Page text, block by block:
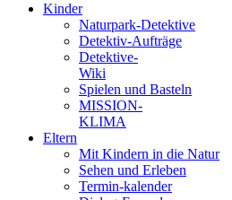
Kinder
Naturpark-Detektive
Detektiv-Aufträge
Detektive-
Wiki
Spielen und Basteln
MISSION-
KLIMA
Eltern
Mit Kindern in die Natur
Sehen und Erleben
Termin-kalender